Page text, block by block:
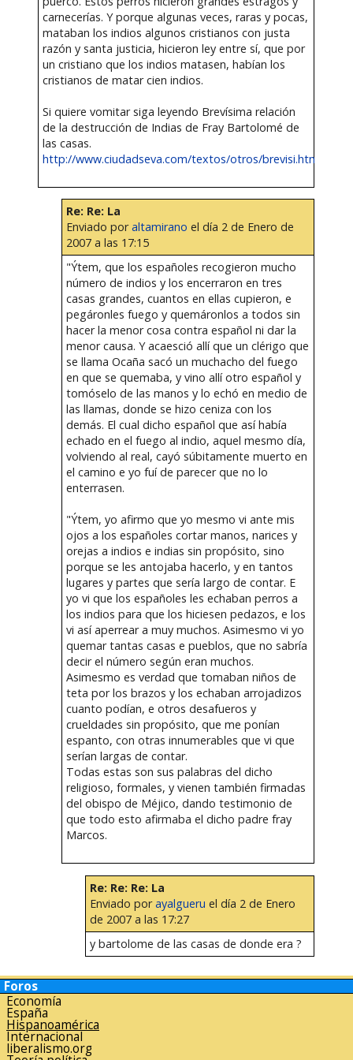
carnecerías. Y porque algunas veces, raras y pocas,
mataban los indios algunos cristianos con justa
razón y santa justicia, hicieron ley entre sí, que por
un cristiano que los indios matasen, habían los
cristianos de matar cien indios.
Si quiere vomitar siga leyendo Brevísima relación
de la destrucción de Indias de Fray Bartolomé de
las casas.
http://www.ciudadseva.com/textos/otros/brevisi.htm
Re: Re: La
Enviado poraltamirano el día 2 de Enero de
2007 a las 17:15
"Ýtem, que los españoles recogieron mucho
número de indios y los encerraron en tres
casas grandes, cuantos en ellas cupieron, e
pegáronles fuego y quemáronlos a todos sin
hacer la menor cosa contra español ni dar la
menor causa. Y acaesció allí que un clérigo que
se llama Ocaña sacó un muchacho del fuego
en que se quemaba, y vino allí otro español y
tomóselo de las manos y lo echó en medio de
las llamas, donde se hizo ceniza con los
demás. El cual dicho español que así había
echado en el fuego al indio, aquel mesmo día,
volviendo al real, cayó súbitamente muerto en
el camino e yo fuí de parecer que no lo
enterrasen.
"Ýtem, yo afirmo que yo mesmo vi ante mis
ojos a los españoles cortar manos, narices y
orejas a indios e indias sin propósito, sino
porque se les antojaba hacerlo, y en tantos
lugares y partes que sería largo de contar. E
yo vi que los españoles les echaban perros a
los indios para que los hiciesen pedazos, e los
vi así aperrear a muy muchos. Asimesmo vi yo
quemar tantas casas e pueblos, que no sabría
decir el número según eran muchos.
Asimesmo es verdad que tomaban niños de
teta por los brazos y los echaban arrojadizos
cuanto podían, e otros desafueros y
crueldades sin propósito, que me ponían
espanto, con otras innumerables que vi que
serían largas de contar.
Todas estas son sus palabras del dicho
religioso, formales, y vienen también firmadas
del obispo de Méjico, dando testimonio de
que todo esto afirmaba el dicho padre fray
Marcos.
Re: Re: Re: La
Enviado porayalgueru el día 2 de Enero
de 2007 a las 17:27
y bartolome de las casas de donde era ?
Foros
Economía
España
Hispanoamérica
Internacional
liberalismo.org